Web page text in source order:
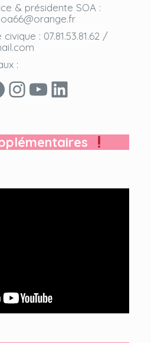
& présidente SOA :
: 07.81.53.81.62 /
:
Instagram
YouTube
LinkedIn